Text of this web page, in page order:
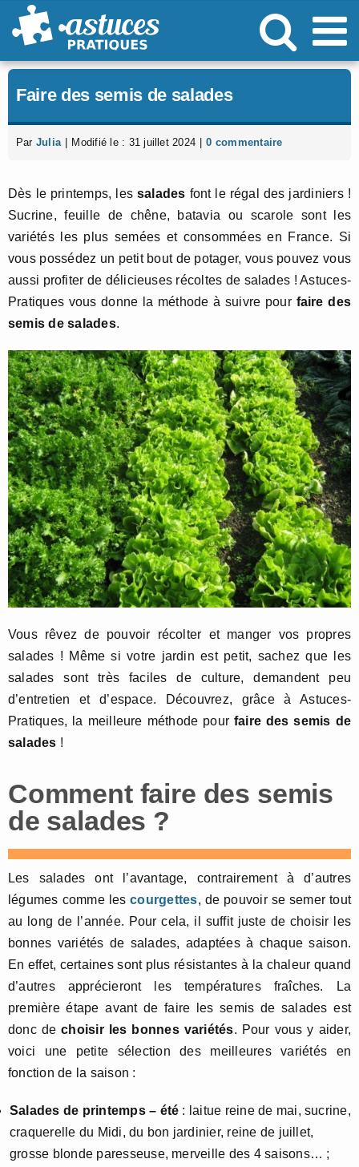
Passer
au
Faire des semis de salades
Par Julia Modifié le : 31 juillet 2024 0 commentaire
Dès le printemps, les salades font le régal des jardiniers !
Sucrine, feuille de chêne, batavia ou scarole sont les
variétés les plus semées et consommées en France. Si
vous possédez un petit bout de potager, vous pouvez vous
aussi profiter de délicieuses récoltes de salades ! Astuces-
Pratiques vous donne la méthode à suivre pourfaire des
semis de salades.
Vous rêvez de pouvoir récolter et manger vos propres
salades ! Même si votre jardin est petit, sachez que les
salades sont très faciles de culture, demandent peu
d’entretien et d’espace. Découvrez, grâce à Astuces-
Pratiques, la meilleure méthode pour faire des semis de
salades !
Comment faire des semis
de salades ?
Les salades ont l’avantage, contrairement à d’autres
légumes comme lescourgettes, de pouvoir se semer tout
au long de l’année. Pour cela, il suffit juste de choisir les
bonnes variétés de salades, adaptées à chaque saison.
En effet, certaines sont plus résistantes à la chaleur quand
d’autres apprécieront les températures fraîches. La
première étape avant de faire les semis de salades est
donc dechoisir les bonnes variétés. Pour vous y aider,
voici une petite sélection des meilleures variétés en
fonction de la saison :
Salades de printemps – été : laitue reine de mai, sucrine,
craquerelle du Midi, du bon jardinier, reine de juillet,
grosse blonde paresseuse, merveille des 4 saisons… ;